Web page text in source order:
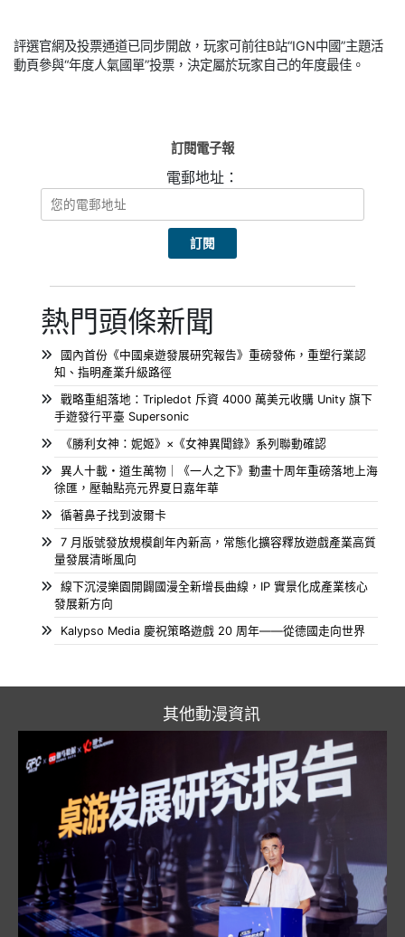
評選官網及投票通道已同步開啟，玩家可前往B站“IGN中國”主題活
動頁參與“年度人氣國單”投票，決定屬於玩家自己的年度最佳。
訂閱電子報
電郵地址：
熱門頭條新聞
國內首份《中國桌遊發展研究報告》重磅發佈，重塑行業認
知、指明產業升級路徑
戰略重組落地：Tripledot 斥資 4000 萬美元收購 Unity 旗下
手遊發行平臺 Supersonic
《勝利女神：妮姬》×《女神異聞錄》系列聯動確認
異人十載・道生萬物｜《一人之下》動畫十周年重磅落地上海
徐匯，壓軸點亮元界夏日嘉年華
循著鼻子找到波爾卡
7 月版號發放規模創年內新高，常態化擴容釋放遊戲產業高質
量發展清晰風向
線下沉浸樂園開闢國漫全新增長曲線，IP 實景化成產業核心
發展新方向
Kalypso Media 慶祝策略遊戲 20 周年——從德國走向世界
其他動漫資訊